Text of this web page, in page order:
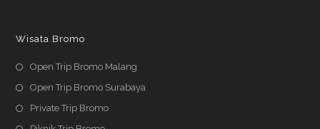
Wisata Bromo
Open Trip Bromo Malang
Open Trip Bromo Surabaya
Private Trip Bromo